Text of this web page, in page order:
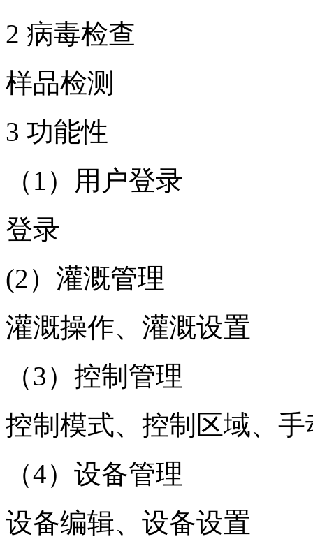
2 病毒检查
样品检测
3 功能性
（1）用户登录
登录
(2）灌溉管理
灌溉操作、灌溉设置
（3）控制管理
控制模式、控制区域、
（4）设备管理
设备编辑、设备设置